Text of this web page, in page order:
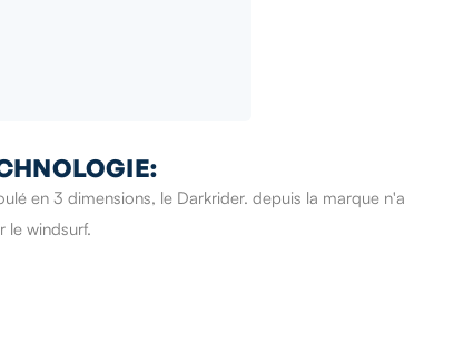
en 3 dimensions, le Darkrider. depuis la marque n'a
le windsurf.